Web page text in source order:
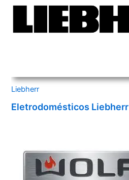
Liebherr
Eletrodomésticos Liebherr